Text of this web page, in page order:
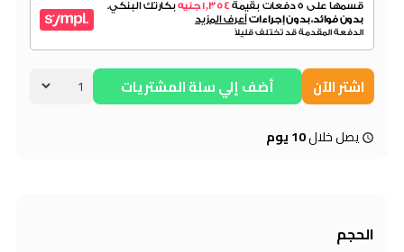
اشتر الآن أضف إلي سلة المشتريات
يصل خلال10 يوم
الحجم